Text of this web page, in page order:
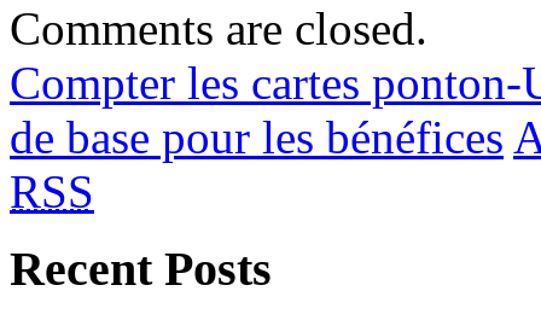
Comments are closed.
Compter les cartes
de base pour les bénéfices
RSS
Recent Posts